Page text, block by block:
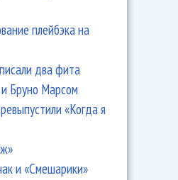
плейбэка на
два фита
Бруно Марсом
«Когда я
и «Смешарики»